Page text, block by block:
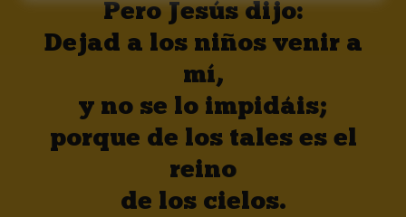
Pero Jesús dijo:
Dejad a los niños venir a
mí,
y no se lo impidáis;
porque de los tales es el
reino
de los cielos.